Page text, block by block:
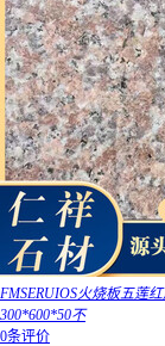
FMSERUIOS火烧板五莲
300*600*50不
0条评价